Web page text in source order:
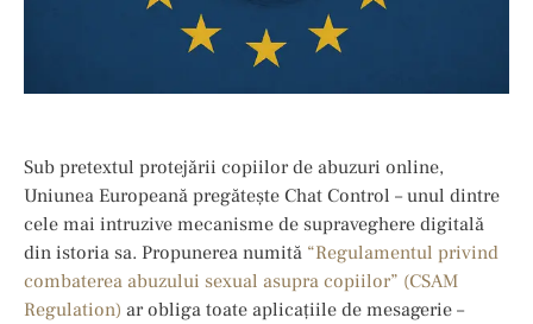
Sub pretextul protejării copiilor de abuzuri online,
Uniunea Europeană pregătește Chat Control – unul dintre
cele mai intruzive mecanisme de supraveghere digitală
din istoria sa. Propunerea numită “Regulamentul privind
combaterea abuzului sexual asupra copiilor” (CSAM
Regulation) ar obliga toate aplicațiile de mesagerie –